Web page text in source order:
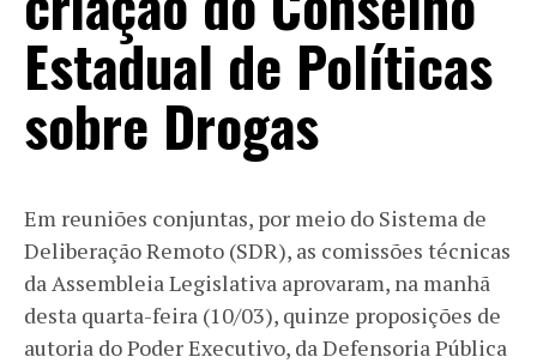
Estadual de Políticas
sobre Drogas
Em reuniões conjuntas, por meio do Sistema de
Deliberação Remoto (SDR), as comissões técnicas
da Assembleia Legislativa aprovaram, na manhã
desta quarta-feira (10/03), quinze proposições de
autoria do Poder Executivo, da Defensoria Pública